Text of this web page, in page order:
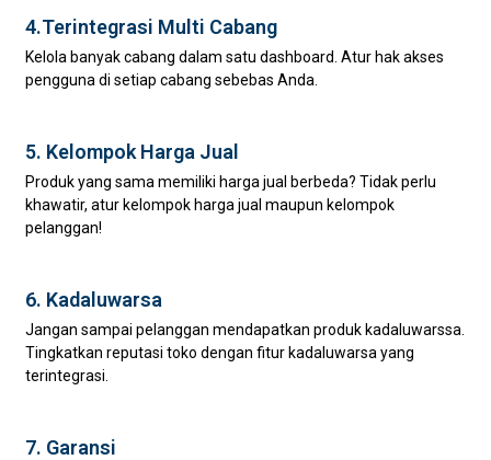
4.Terintegrasi Multi Cabang
Kelola banyak cabang dalam satu dashboard. Atur hak akses
pengguna di setiap cabang sebebas Anda.
5. Kelompok Harga Jual
Produk yang sama memiliki harga jual berbeda? Tidak perlu
khawatir, atur kelompok harga jual maupun kelompok
pelanggan!
6. Kadaluwarsa
Jangan sampai pelanggan mendapatkan produk kadaluwarssa.
Tingkatkan reputasi toko dengan fitur kadaluwarsa yang
terintegrasi.
7. Garansi